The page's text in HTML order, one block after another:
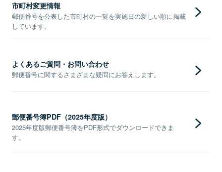
市町村変更情報
郵便番号を公表した市町村の一覧を実施日の新しい順に掲載
しています。
よくあるご質問・お問い合わせ
郵便番号に関するさまざまな疑問にお答えします。
郵便番号簿PDF（2025年度版）
2025年度版郵便番号簿をPDF形式でダウンロードできま
す。